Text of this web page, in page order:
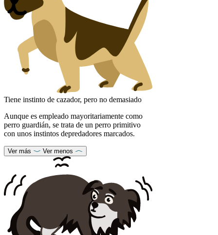
Tiene instinto de cazador, pero no demasiado
Aunque es empleado mayoritariamente como
perro guardián, se trata de un perro primitivo
con unos instintos depredadores marcados.
Ver más Ver menos